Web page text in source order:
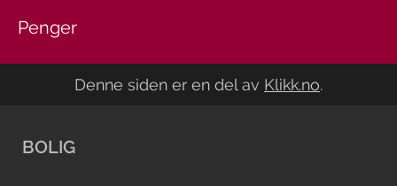
Penger
Denne siden er en del av Klikk.no.
BOLIG